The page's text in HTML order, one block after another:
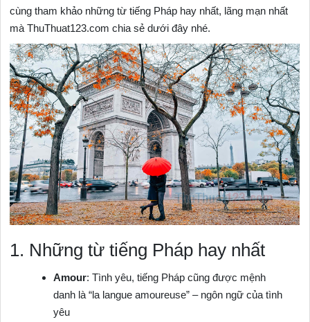
cùng tham khảo những từ tiếng Pháp hay nhất, lãng mạn nhất
mà ThuThuat123.com chia sẻ dưới đây nhé.
1. Những từ tiếng Pháp hay nhất
Amour: Tình yêu, tiếng Pháp cũng được mệnh
danh là “la langue amoureuse” – ngôn ngữ của tình
yêu